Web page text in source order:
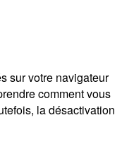
sur votre navigateur
comment vous
la désactivation